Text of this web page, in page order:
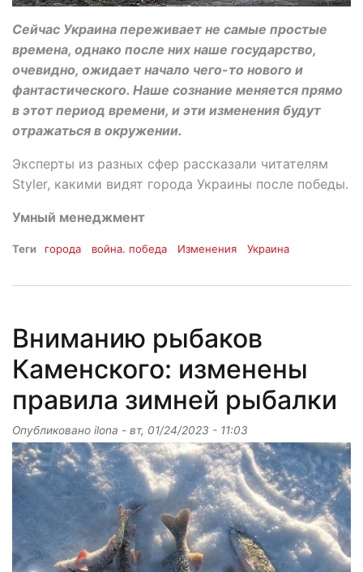
Сейчас Украина переживает не самые простые
времена, однако после них наше государство,
очевидно, ожидает начало чего-то нового и
фантастического. Наше сознание меняется прямо
в этот период времени, и эти изменения будут
отражаться в окружении.
Эксперты из разных сфер рассказали читателям
Styler, какими видят города Украины после победы.
Умный менеджмент
Теги города война. победа Изменения Украина
Вниманию рыбаков
Каменского: изменены
правила зимней рыбалки
Опубликовано ilona - вт, 01/24/2023 - 11:03